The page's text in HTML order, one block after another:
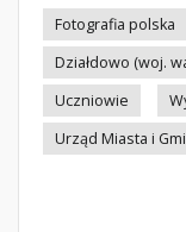
Fotografia polska
Działdowo (woj.
Uczniowie
Urząd Miasta i